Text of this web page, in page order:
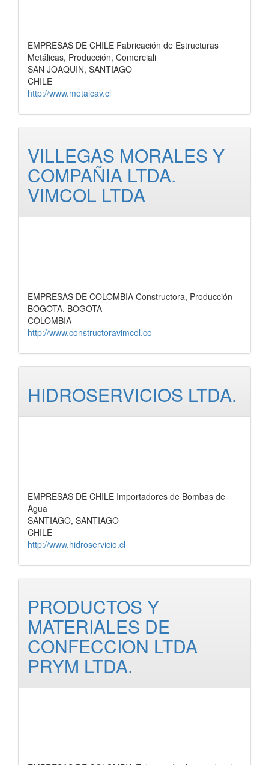
EMPRESAS DE CHILE Fabricación de Estructuras
Metálicas, Producción, Comerciali
SAN JOAQUIN, SANTIAGO
CHILE
http://www.metalcav.cl
VILLEGAS MORALES Y
COMPAÑIA LTDA.
VIMCOL LTDA
EMPRESAS DE COLOMBIA Constructora, Producción
BOGOTA, BOGOTA
COLOMBIA
http://www.constructoravimcol.co
HIDROSERVICIOS LTDA.
EMPRESAS DE CHILE Importadores de Bombas de
Agua
SANTIAGO, SANTIAGO
CHILE
http://www.hidroservicio.cl
PRODUCTOS Y
MATERIALES DE
CONFECCION LTDA
PRYM LTDA.